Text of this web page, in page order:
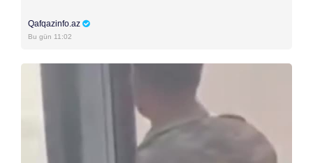
Qafqazinfo.az
Bu gün 11:02